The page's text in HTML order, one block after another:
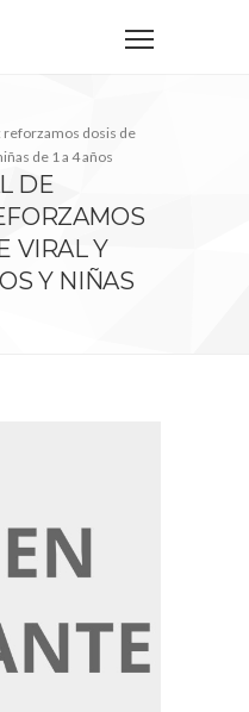
reforzamos dosis de
de 1 a 4 años
DE
VIRAL Y
Y NIÑAS